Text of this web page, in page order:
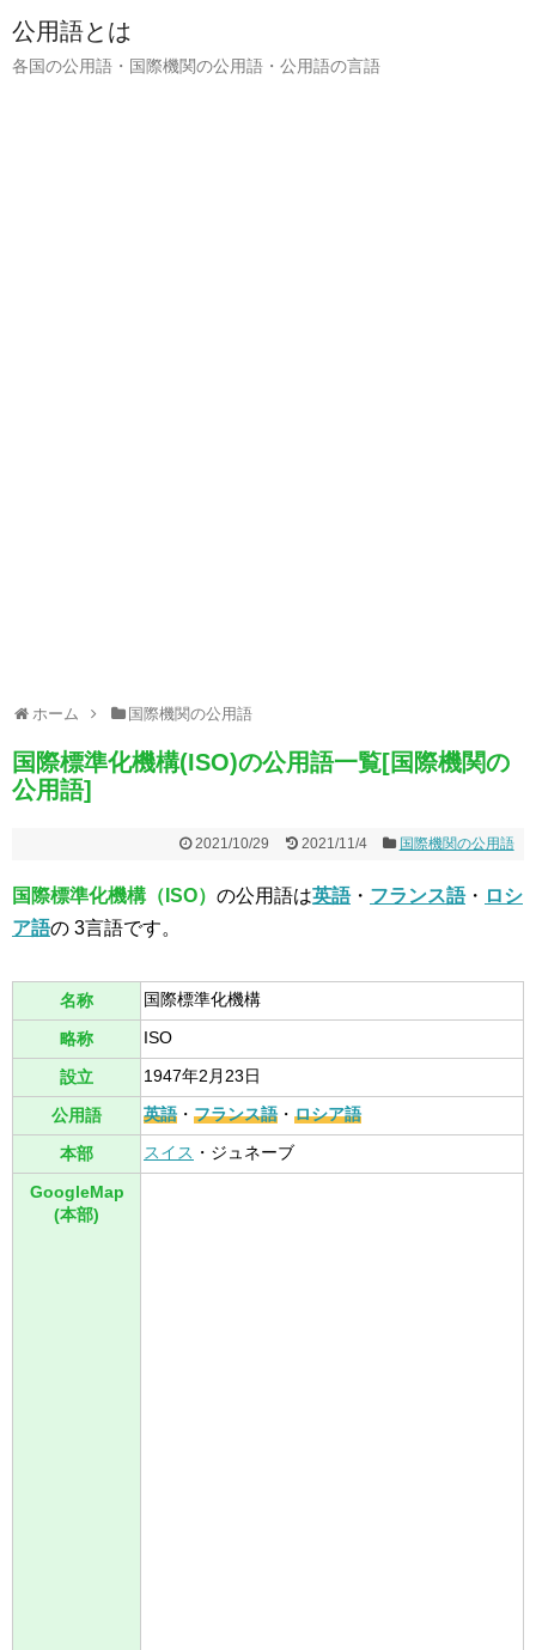
公用語とは
各国の公用語・国際機関の公用語・公用語の言語
ホーム 国際機関の公用語
国際標準化機構(ISO)の公用語一覧[国際機関の
公用語]
2021/10/29 2021/11/4 国際機関の公用語
国際標準化機構（ISO） の公用語は英語・ フランス語・ ロシ
ア語の 3言語です。
名称 国際標準化機構
略称 ISO
設立 1947年2月23日
公用語 英語 ・ フランス語 ・ ロシア語
本部 スイス ・ジュネーブ
GoogleMap
(本部)